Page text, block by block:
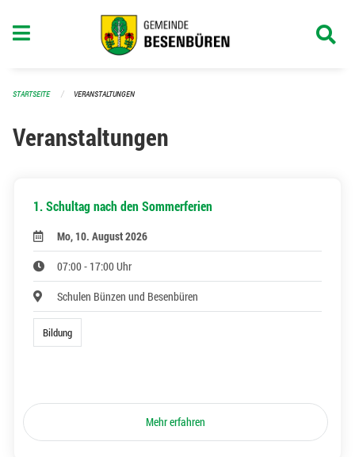
STARTSEITE VERANSTALTUNGEN
Veranstaltungen
1. Schultag nach den Sommerferien
Mo, 10. August 2026
07:00 - 17:00 Uhr
Schulen Bünzen und Besenbüren
Bildung
Mehr erfahren